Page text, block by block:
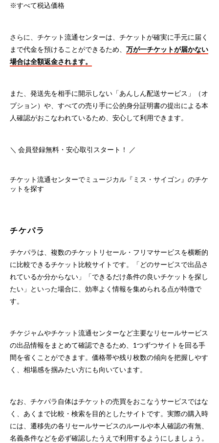
※すべて税込価格
さらに、チケット流通センターは、チケットが確実に手元に届く
まで代金を預けることができるため、 万が一チケットが届かない
場合は全額返金されます。
また、発送先を相手に開示しない「あんしん配送サービス」（オ
プション）や、すべての売り手に公的身分証明書の提出による本
人確認がおこなわれているため、安心して利用できます。
＼ 会員登録無料・安心取引スタート！ ／
チケット流通センターでミュージカル『ミス・サイゴン』のチケ
ットを探す
チケパラ
チケパラは、複数のチケットリセール・フリマサービスを横断的
に比較できるチケット比較サイトです。「どのサービスで出品さ
れているか分からない」「できるだけ条件の良いチケットを探し
たい」といった場合に、効率よく情報を集められる点が特徴で
す。
チケジャムやチケット流通センターなど主要なリセールサービス
の出品情報をまとめて確認できるため、1つずつサイトを回る手
間を省くことができます。価格帯や残り枚数の傾向を把握しやす
く、相場感を掴みたい方にも向いています。
なお、チケパラ自体はチケットの売買をおこなうサービスではな
く、あくまで比較・検索を目的としたサイトです。実際の購入時
には、遷移先の各リセールサービスのルールや本人確認の有無、
名義条件などを必ず確認したうえで利用するようにしましょう。